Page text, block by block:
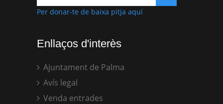
Per donar-te de baixa pitja aquí
Enllaços d'interès
Ajuntament de Palma
Avís legal
Venda entrades